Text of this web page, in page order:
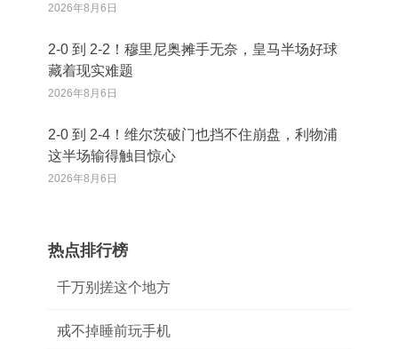
2026年8月6日
2‑0 到 2‑2！穆里尼奥摊手无奈，皇马半场好球
藏着现实难题
2026年8月6日
2‑0 到 2‑4！维尔茨破门也挡不住崩盘，利物浦
这半场输得触目惊心
2026年8月6日
热点排行榜
千万别搓这个地方
戒不掉睡前玩手机